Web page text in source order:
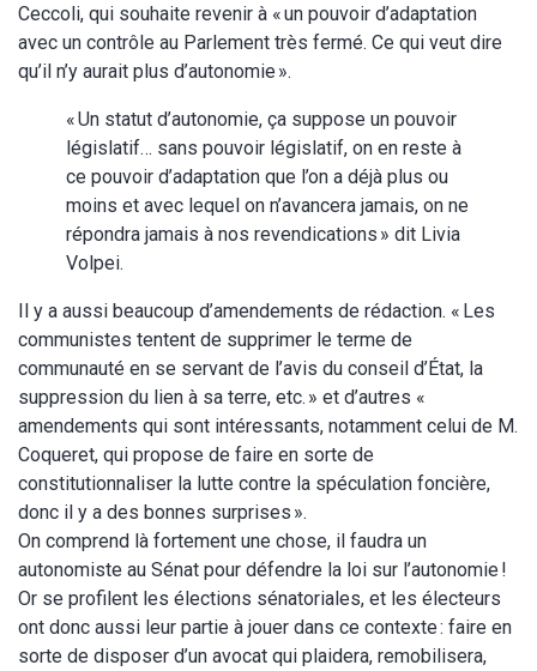
Ceccoli, qui souhaite revenir à « un pouvoir d’adaptation
avec un contrôle au Parlement très fermé. Ce qui veut dire
qu’il n’y aurait plus d’autonomie ».
« Un statut d’autonomie, ça suppose un pouvoir
législatif… sans pouvoir législatif, on en reste à
ce pouvoir d’adaptation que l’on a déjà plus ou
moins et avec lequel on n’avancera jamais, on ne
répondra jamais à nos revendications » dit Livia
Volpei.
Il y a aussi beaucoup d’amendements de rédaction. « Les
communistes tentent de supprimer le terme de
communauté en se servant de l’avis du conseil d’État, la
suppression du lien à sa terre, etc. » et d’autres «
amendements qui sont intéressants, notamment celui de M.
Coqueret, qui propose de faire en sorte de
constitutionnaliser la lutte contre la spéculation foncière,
donc il y a des bonnes surprises ».
On comprend là fortement une chose, il faudra un
autonomiste au Sénat pour défendre la loi sur l’autonomie !
Or se profilent les élections sénatoriales, et les électeurs
ont donc aussi leur partie à jouer dans ce contexte : faire en
sorte de disposer d’un avocat qui plaidera, remobilisera,